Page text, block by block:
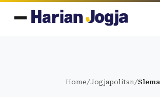
Home/Jogjapolitan/